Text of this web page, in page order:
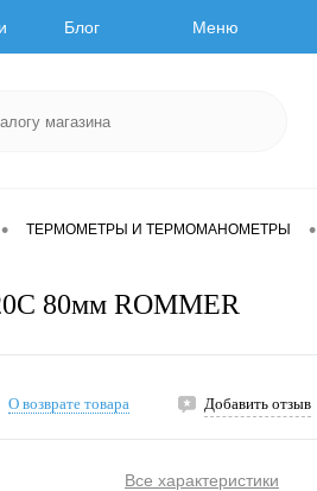
Блог Меню
• ТЕРМОМЕТРЫ И ТЕРМОМАНОМЕТРЫ •
80мм ROMMER
О возврате товара Добавить отзыв
Все характеристики